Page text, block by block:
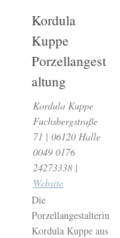
Kordula
Kuppe
Porzellangest
altung
Kordula Kuppe
Fuchsbergstraße
71 | 06120 Halle
0049 0176
24273338 |
Website
Die
Porzellangestalterin
Kordula Kuppe aus